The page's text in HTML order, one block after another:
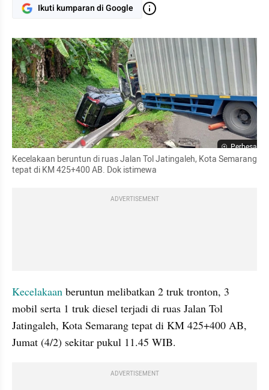
Ikuti kumparan di Google
Perbesar
Kecelakaan beruntun di ruas Jalan Tol Jatingaleh, Kota Semarang
tepat di KM 425+400 AB. Dok istimewa
ADVERTISEMENT
Kecelakaan beruntun melibatkan 2 truk tronton, 3
mobil serta 1 truk diesel terjadi di ruas Jalan Tol
Jatingaleh, Kota Semarang tepat di KM 425+400 AB,
Jumat (4/2) sekitar pukul 11.45 WIB.
ADVERTISEMENT